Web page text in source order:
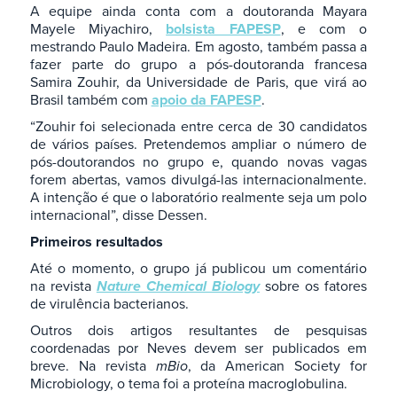
A equipe ainda conta com a doutoranda Mayara
Mayele Miyachiro, bolsista FAPESP, e com o
mestrando Paulo Madeira. Em agosto, também passa a
fazer parte do grupo a pós-doutoranda francesa
Samira Zouhir, da Universidade de Paris, que virá ao
Brasil também com apoio da FAPESP.
“Zouhir foi selecionada entre cerca de 30 candidatos
de vários países. Pretendemos ampliar o número de
pós-doutorandos no grupo e, quando novas vagas
forem abertas, vamos divulgá-las internacionalmente.
A intenção é que o laboratório realmente seja um polo
internacional”, disse Dessen.
Primeiros resultados
Até o momento, o grupo já publicou um comentário
na revista Nature Chemical Biologysobre os fatores
de virulência bacterianos.
Outros dois artigos resultantes de pesquisas
coordenadas por Neves devem ser publicados em
breve. Na revista mBio, da American Society for
Microbiology, o tema foi a proteína macroglobulina.